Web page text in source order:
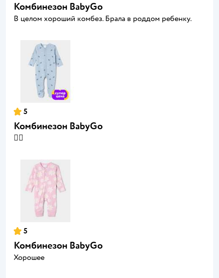
Комбинезон BabyGo
В целом хороший комбез. Брала в роддом ребенку.
5
Комбинезон BabyGo
👍🏻
5
Комбинезон BabyGо
Хорошее